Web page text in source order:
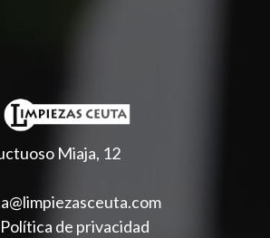
Miaja, 12
Política de privacidad